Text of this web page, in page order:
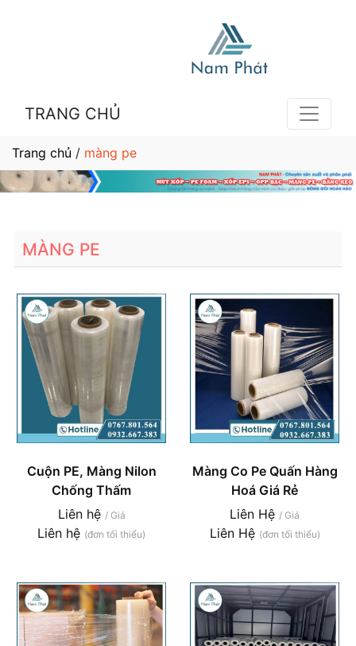
TRANG CHỦ
Trang chủ / màng pe
MÀNG PE
Cuộn PE, Màng Nilon
Chống Thấm
Liên hệ / Giá
Liên hệ (đơn tối thiểu)
Màng Co Pe Quấn Hàng
Hoá Giá Rẻ
Liên Hệ / Giá
Liên Hệ (đơn tối thiểu)